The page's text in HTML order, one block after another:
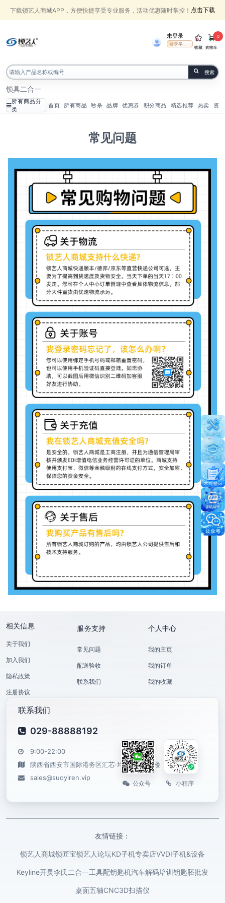
下载锁艺人商城APP，方便快捷享受专业服务，活动优惠随时掌控！ 点击下载
搜索
锁具二合一
未登录
收藏 购物车
0
所有商品分
类
首页 所有商品 秒杀 品牌 优惠券 积分商品 精选推荐 热卖 资讯
常见问题
相关信息
关于我们
加入我们
隐私政策
注册协议
服务支持
常见问题
配送验收
联系我们
个人中心
我的主页
我的订单
我的收藏
联系我们
029-88888192
9:00-22:00
陕西省西安市国际港务区汇芯·均和云谷6号楼
sales@suoyiren.vip
公众号 小程序
友情链接：
锁艺人商城锁匠宝锁艺人论坛KD子机专卖店VVDI子机&设备
Keyline开灵李氏二合一工具配钥匙机汽车解码培训钥匙胚批发
桌面五轴CNC3D扫描仪